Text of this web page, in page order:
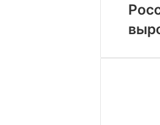
России
за
полгода